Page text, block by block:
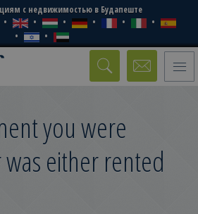
с недвижимостью в Будапеште
Toggle
you were
either rented